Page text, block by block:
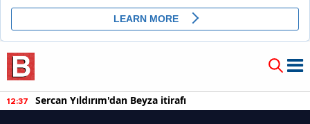
12:37 Sercan Yıldırım'dan Beyza itirafı